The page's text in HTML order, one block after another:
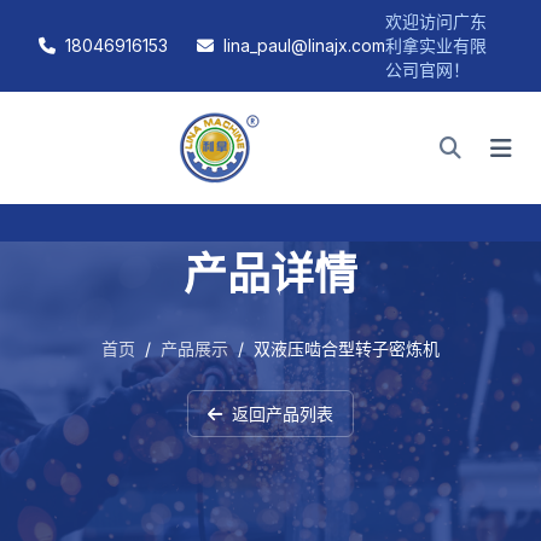
18046916153 lina_paul@linajx.com
欢迎访问广东
利拿实业有限
公司官网！
产品详情
首页 / 产品展示 / 双液压啮合型转子密炼机
返回产品列表